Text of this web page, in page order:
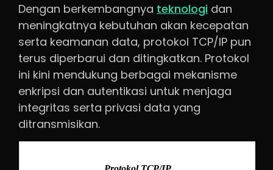
Dengan berkembangnya teknologi dan
meningkatnya kebutuhan akan kecepatan
serta keamanan data, protokol TCP/IP pun
terus diperbarui dan ditingkatkan. Protokol
ini kini mendukung berbagai mekanisme
enkripsi dan autentikasi untuk menjaga
integritas serta privasi data yang
ditransmisikan.